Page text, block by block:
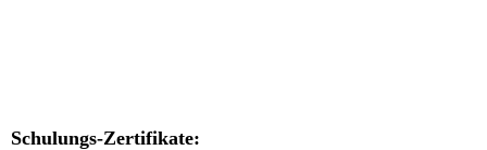
Schulungs-Zertifikate: